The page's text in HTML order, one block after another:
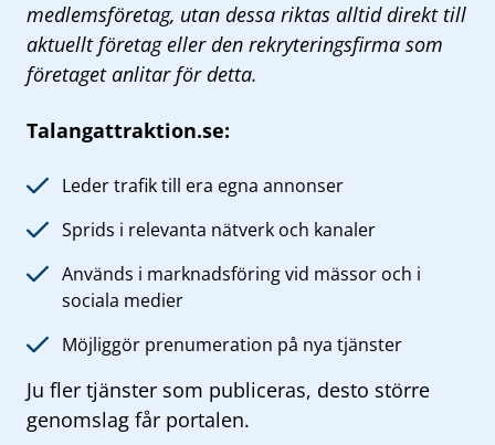
medlemsföretag, utan dessa riktas alltid direkt till
aktuellt företag eller den rekryteringsfirma som
företaget anlitar för detta.
Talangattraktion.se:
Leder trafik till era egna annonser
Sprids i relevanta nätverk och kanaler
Används i marknadsföring vid mässor och i
sociala medier
Möjliggör prenumeration på nya tjänster
Ju fler tjänster som publiceras, desto större
genomslag får portalen.